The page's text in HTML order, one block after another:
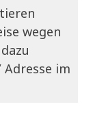
wegen
im